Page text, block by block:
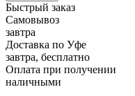
Быстрый заказ
Самовывоз
завтра
Доставка по Уфе
завтра, бесплатно
Оплата при получении
наличными